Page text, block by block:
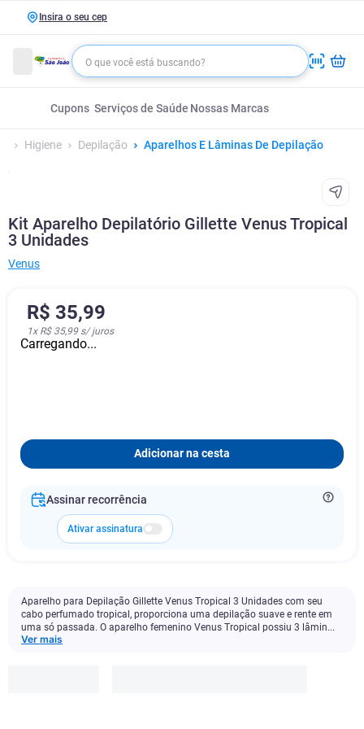
Insira o seu cep
Cupons Serviços de Saúde Nossas Marcas
Higiene Depilação Aparelhos E Lâminas De Depilação
Kit Aparelho Depilatório Gillette Venus Tropical
3 Unidades
Venus
R$ 35,99
1x R$ 35,99s/ juros
Carregando...
Adicionar na cesta
Assinar recorrência
Ativar assinatura
Aparelho para Depilação Gillette Venus Tropical 3 Unidades com seu
cabo perfumado tropical, proporciona uma depilação suave e rente em
uma só passada. O aparelho femenino Venus Tropical possiu 3 lâmin...
Ver mais